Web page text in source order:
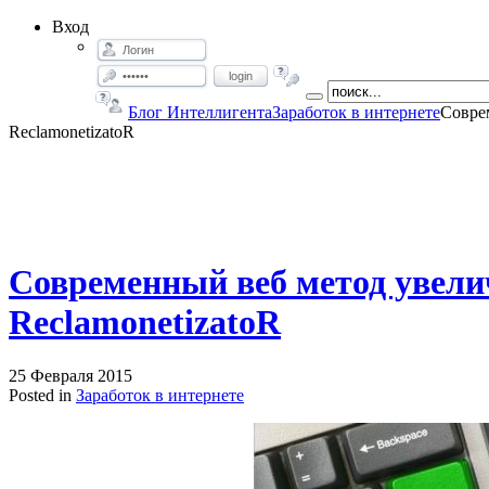
Вход
login
Блог ИнтеллигентаЗаработок в интернете
ReclamonetizatoR
Современный веб метод
ReclamonetizatoR
25 Февраля 2015
Posted in Заработок в интернете